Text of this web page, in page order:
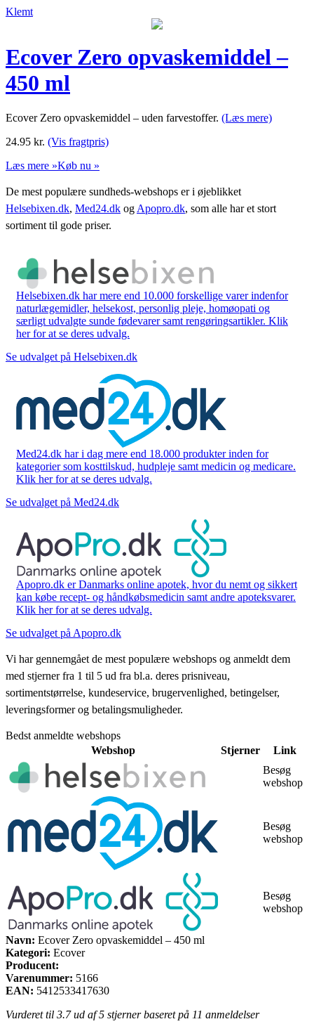
Klemt
Ecover Zero opvaskemiddel –
450 ml
Ecover Zero opvaskemiddel – uden farvestoffer. (Læs mere)
24.95 kr. (Vis fragtpris)
Læs mere »Køb nu »
De mest populære sundheds-webshops er i øjeblikket
Helsebixen.dk, Med24.dk og Apopro.dk, som alle har et stort
sortiment til gode priser.
Helsebixen.dk har mere end 10.000 forskellige varer indenfor
naturlægemidler, helsekost, personlig pleje, homøopati og
særligt udvalgte sunde fødevarer samt rengøringsartikler. Klik
her for at se deres udvalg.
Se udvalget på Helsebixen.dk
Med24.dk har i dag mere end 18.000 produkter inden for
kategorier som kosttilskud, hudpleje samt medicin og medicare.
Klik her for at se deres udvalg.
Se udvalget på Med24.dk
Apopro.dk er Danmarks online apotek, hvor du nemt og sikkert
kan købe recept- og håndkøbsmedicin samt andre apoteksvarer.
Klik her for at se deres udvalg.
Se udvalget på Apopro.dk
Vi har gennemgået de mest populære webshops og anmeldt dem
med stjerner fra 1 til 5 ud fra bl.a. deres prisniveau,
sortimentstørrelse, kundeservice, brugervenlighed, betingelser,
leveringsformer og betalingsmuligheder.
Bedst anmeldte webshops
Webshop
Stjerner
Link
Besøg
webshop
Besøg
webshop
Besøg
webshop
Navn: Ecover Zero opvaskemiddel – 450 ml
Kategori: Ecover
Producent:
Varenummer: 5166
EAN: 5412533417630
Vurderet til 3.7ud af 5 stjerner baseret på 11 anmeldelser